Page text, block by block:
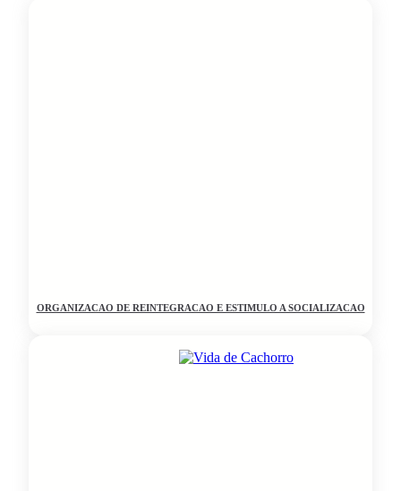
ORGANIZACAO DE REINTEGRACAO E ESTIMULO A SOCIALIZACAO